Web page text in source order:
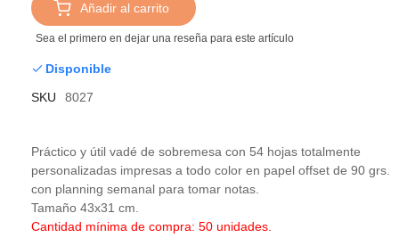
Añadir al carrito
Sea el primero en dejar una reseña para este artículo
Disponible
SKU
8027
Práctico y útil vadé de sobremesa con 54 hojas totalmente
personalizadas impresas a todo color en papel offset de 90 grs.
con planning semanal para tomar notas.
Tamaño 43x31 cm.
Cantidad mínima de compra: 50 unidades.